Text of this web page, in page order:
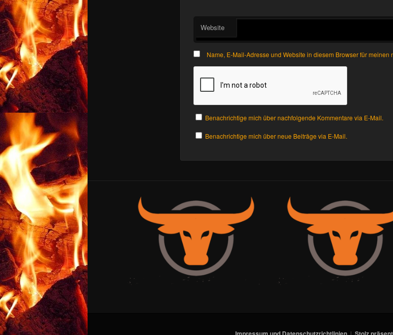
Website
Name, E-Mail-Adresse und Website in diesem Browser für meinen
Benachrichtige mich über nachfolgende Kommentare via E-Mail.
Benachrichtige mich über neue Beiträge via E-Mail.